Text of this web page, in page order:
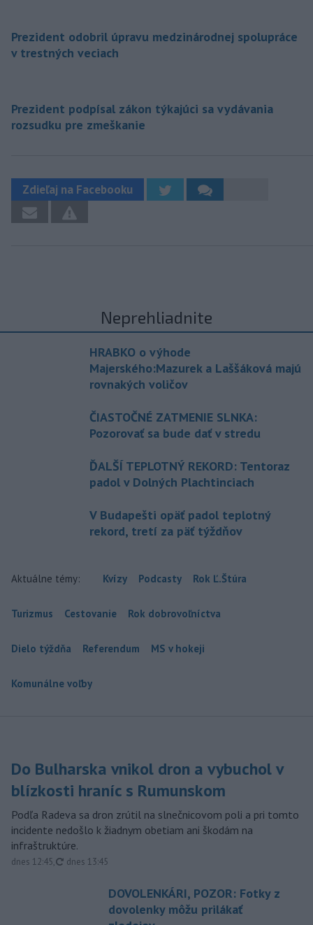
Prezident odobril úpravu medzinárodnej spolupráce
v trestných veciach
Prezident podpísal zákon týkajúci sa vydávania
rozsudku pre zmeškanie
Zdieľaj na Facebooku
Neprehliadnite
HRABKO o výhode
Majerského:Mazurek a Laššáková majú
rovnakých voličov
ČIASTOČNÉ ZATMENIE SLNKA:
Pozorovať sa bude dať v stredu
ĎALŠÍ TEPLOTNÝ REKORD: Tentoraz
padol v Dolných Plachtinciach
V Budapešti opäť padol teplotný
rekord, tretí za päť týždňov
Aktuálne témy: Kvízy Podcasty Rok Ľ.Štúra
Turizmus Cestovanie Rok dobrovoľníctva
Dielo týždňa Referendum MS v hokeji
Komunálne voľby
Do Bulharska vnikol dron a vybuchol v
blízkosti hraníc s Rumunskom
Podľa Radeva sa dron zrútil na slnečnicovom poli a pri tomto
incidente nedošlo k žiadnym obetiam ani škodám na
infraštruktúre.
dnes 12:45, aktualizované
dnes 13:45
DOVOLENKÁRI, POZOR: Fotky z
dovolenky môžu prilákať